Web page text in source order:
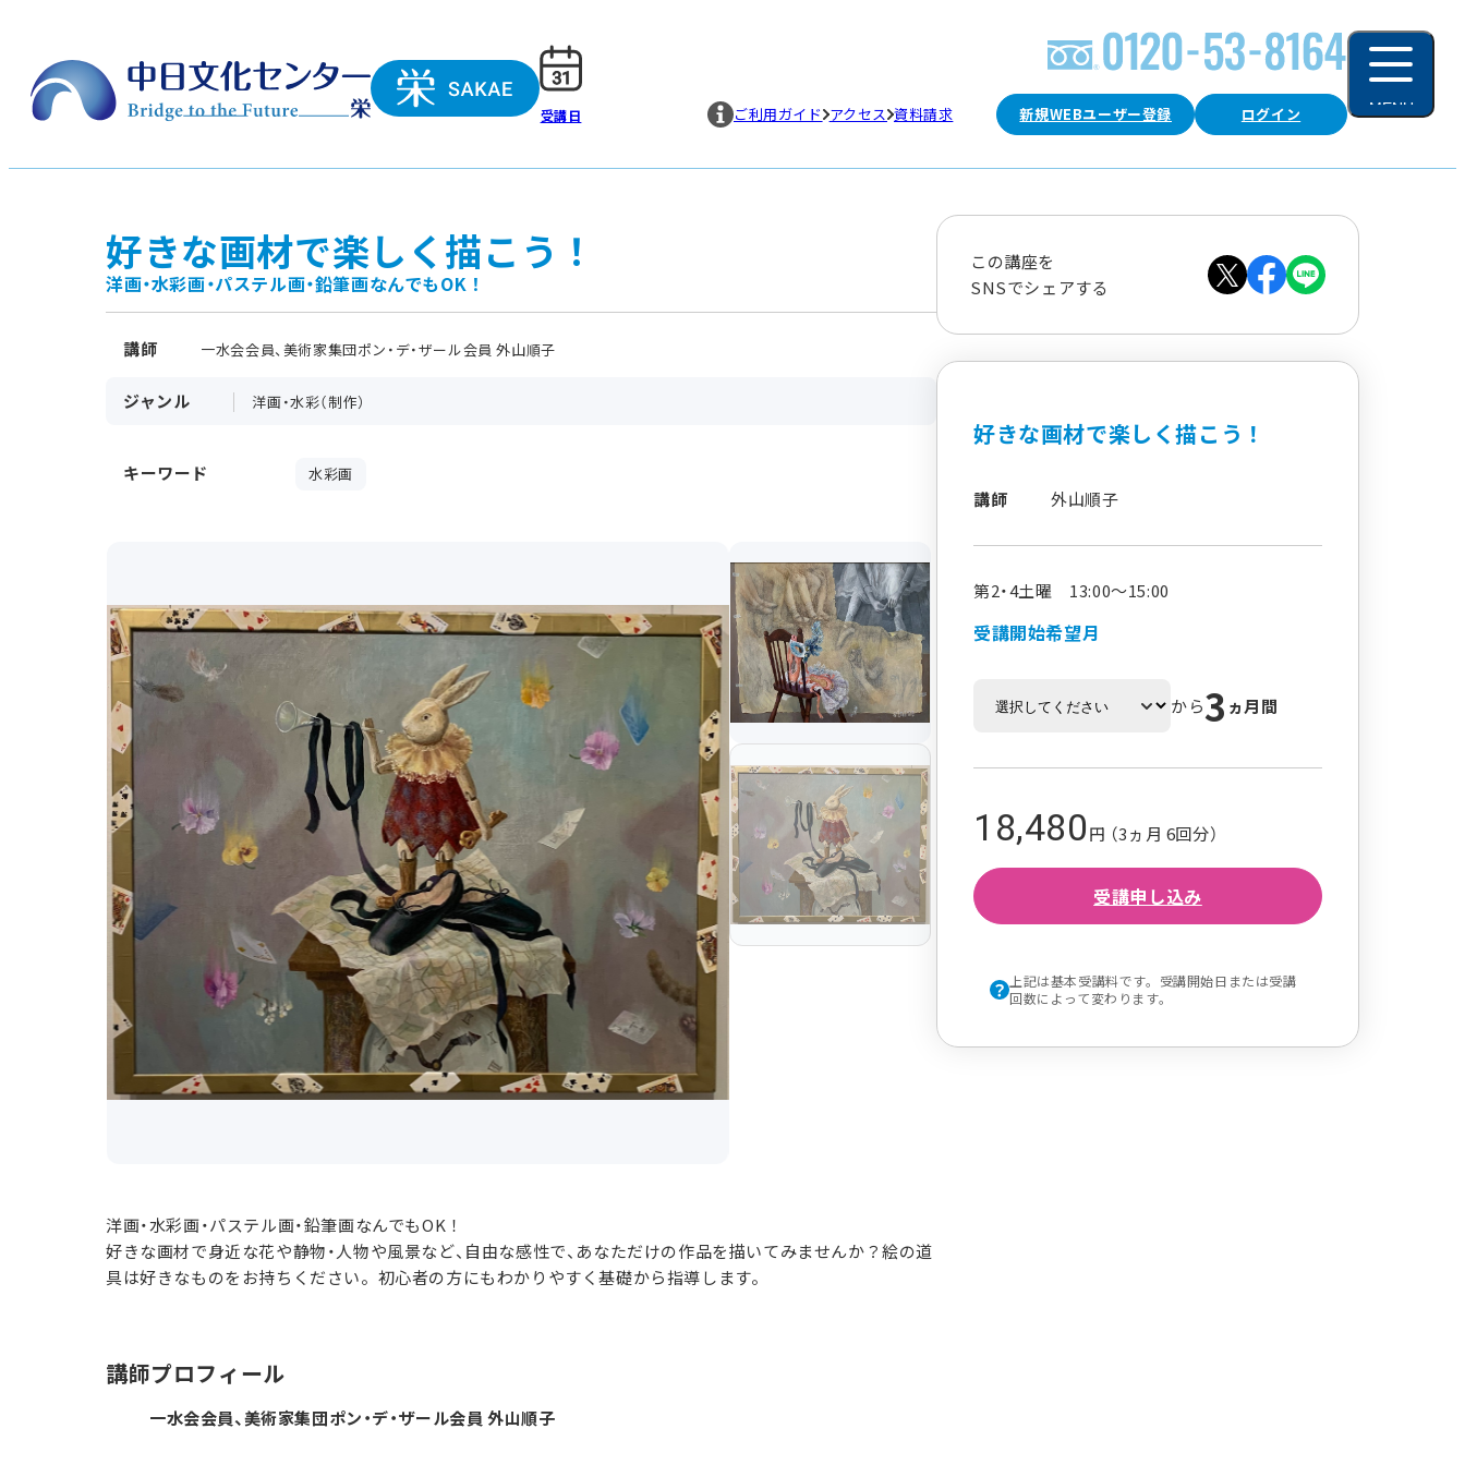
受講日 新規WEBユーザー登録 ログイン
ご利用ガイド アクセス 資料請求 MENU
好きな画材で楽しく描こう！
洋画・水彩画・パステル画・鉛筆画なんでもOK！
講師 一水会会員、美術家集団ポン・デ・ザール会員 外山順子
ジャンル 洋画・水彩（制作）
キーワード 水彩画
洋画・水彩画・パステル画・鉛筆画なんでもOK！
好きな画材で身近な花や静物・人物や風景など、自由な感性で、あなただけの作品を描いてみませんか？絵の道
具は好きなものをお持ちください。初心者の方にもわかりやすく基礎から指導します。
講師プロフィール
一水会会員、美術家集団ポン・デ・ザール会員 外山順子
この講座を
SNSでシェアする
好きな画材で楽しく描こう！
講師 外山順子
第2・4土曜 13:00～15:00
受講開始希望月
から3 ヵ月間
18,480円 （3ヵ月 6回分）
受講申し込み
上記は基本受講料です。受講開始日または受講
回数によって変わります。